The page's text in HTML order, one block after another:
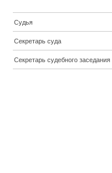
Судья
Секретарь суда
Секретарь судебного заседания